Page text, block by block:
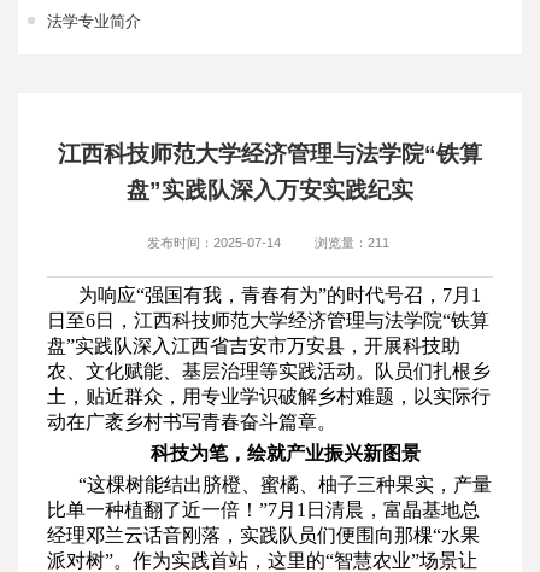
法学专业简介
江西科技师范大学经济管理与法学院“铁算
盘”实践队深入万安实践纪实
发布时间：2025-07-14 浏览量： 211
为响应“强国有我，青春有为”的时代号召，7月1
日至6日，江西科技师范大学经济管理与法学院“铁算
盘”实践队深入江西省吉安市万安县，开展科技助
农、文化赋能、基层治理等实践活动。队员们扎根乡
土，贴近群众，用专业学识破解乡村难题，以实际行
动在广袤乡村书写青春奋斗篇章。
科技为笔，绘就产业振兴新图景
“这棵树能结出脐橙、蜜橘、柚子三种果实，产量
比单一种植翻了近一倍！”7月1日清晨，富晶基地总
经理邓兰云话音刚落，实践队员们便围向那棵“水果
派对树”。作为实践首站，这里的“智慧农业”场景让